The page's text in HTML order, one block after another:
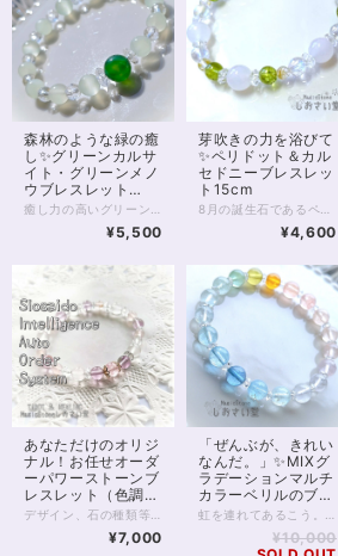
森林のような緑の癒
し✨グリーンカルサ
イト・グリーンメノ
ウブレスレット
16.5cm
¥5,500
芽吹きの力を浴びて
✨ペリドット＆カル
セドニーブレスレッ
ト15cm
¥4,600
あなただけのオリジ
ナル！お任せオーダ
ーパワーストーンブ
レスレット（色調選
択可）
¥7,000
「ぜんぶが、きれい
なんだ。」✨MIXグ
ラデーションマルチ
カラーベリルのブレ
スレット17cm
¥10,000